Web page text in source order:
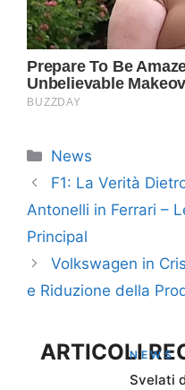
Categorie
News
F1: La Verità
Antonelli in Ferrari –
Principal
Volkswagen in
e Riduzione della
ARTICOLINEWS
Svelati